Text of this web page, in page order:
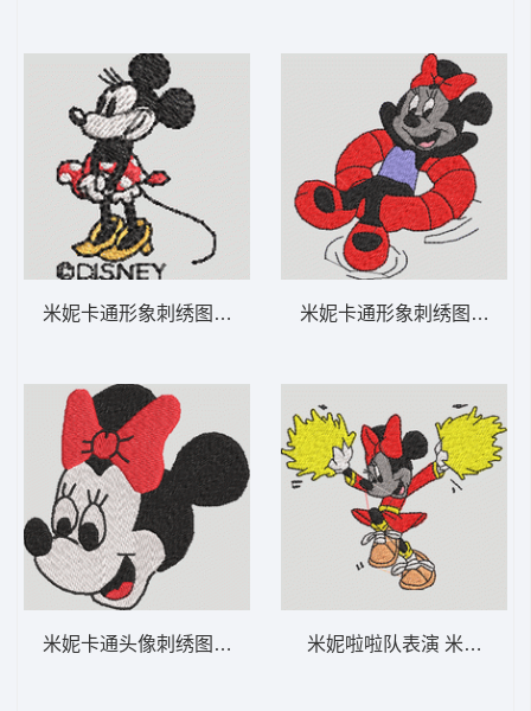
米妮卡通形象刺绣图案 米妮 31-DST格式
米妮卡通头像刺绣图案 米妮 30-DST格式
米妮卡通形象刺绣图案 米
米妮啦啦队表演 米妮 17-